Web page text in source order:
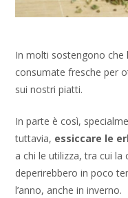
In molti sostengono che
consumate fresche per
sui nostri piatti.
In parte è così,
tuttavia, essiccare le
a chi le utilizza, tra cui la
deperirebbero in poco
l’anno, anche in inverno.